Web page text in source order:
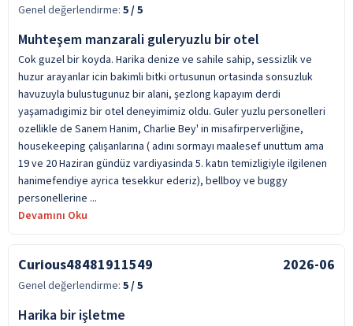
Genel değerlendirme: 5/ 5
Muhteşem manzarali guleryuzlu bir otel
Cok guzel bir koyda. Harika denize ve sahile sahip, sessizlik ve
huzur arayanlar icin bakimli bitki ortusunun ortasinda sonsuzluk
havuzuyla bulustugunuz bir alani, şezlong kapayım derdi
yaşamadıgimiz bir otel deneyimimiz oldu. Guler yuzlu personelleri
ozellikle de Sanem Hanim, Charlie Bey' in misafirperverliğine,
housekeeping çalışanlarına ( adını sormayı maalesef unuttum ama
19 ve 20 Haziran gündüz vardiyasinda 5. katın temizligiyle ilgilenen
hanimefendiye ayrica tesekkur ederiz), bellboy ve buggy
personellerine ...
Devamını Oku
Curious48481911549 2026-06
Genel değerlendirme: 5/ 5
Harika bir işletme